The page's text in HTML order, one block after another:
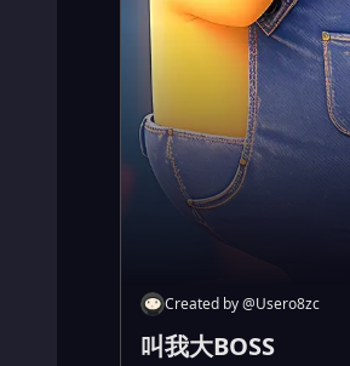
Created by@Usero8zc
叫我大BOSS